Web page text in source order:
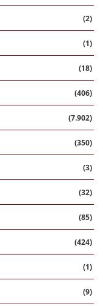
(2)
(1)
(18)
(406)
(7.902)
(350)
(3)
(32)
(85)
(424)
(1)
(9)